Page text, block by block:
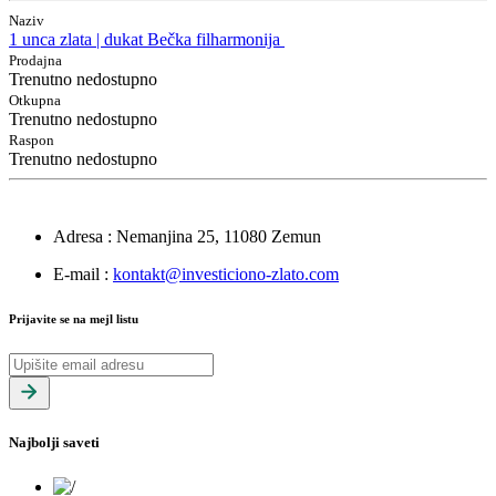
Naziv
1 unca zlata | dukat Bečka filharmonija
Prodajna
Trenutno nedostupno
Otkupna
Trenutno nedostupno
Raspon
Trenutno nedostupno
Adresa : Nemanjina 25, 11080 Zemun
E-mail : kontakt@investiciono-zlato.com
Prijavite se na mejl listu
Najbolji saveti